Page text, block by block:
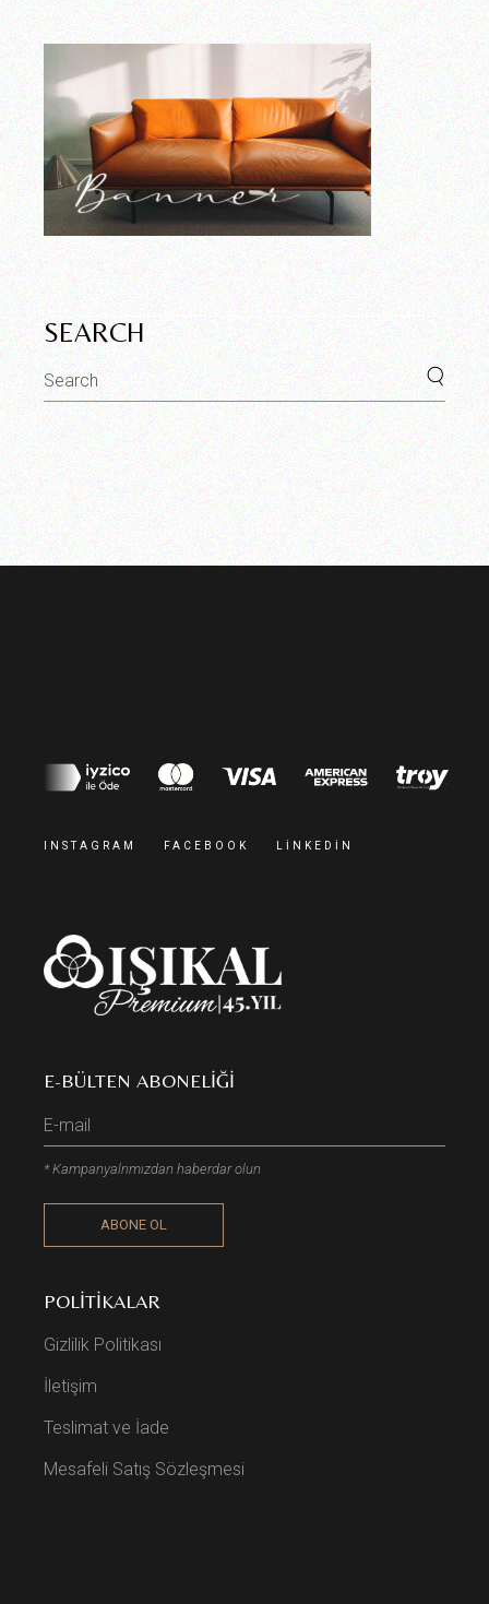
SEARCH
INSTAGRAM FACEBOOK LINKEDIN
E-BÜLTEN ABONELIĞI
* Kampanyalrımızdan haberdar olun
ABONE OL
POLITIKALAR
Gizlilik Politikası
İletişim
Teslimat ve İade
Mesafeli Satış Sözleşmesi